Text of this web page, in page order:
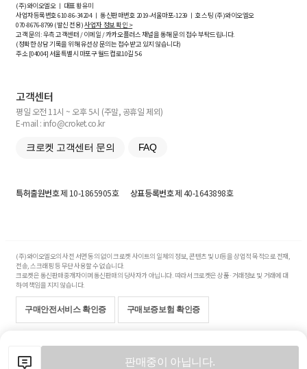
판매중이 아닙니다.
(주)와이오엘오 ㅣ 대표 황유미
사업자등록번호610-86-34204ㅣ 통신판매번호 2019-서울마포-1239 ㅣ 호스팅 (주)와이오엘오
070-8676-8799 (발신 전용)사업자 정보 확인 >
고객 문의: 우측 고객센터 / 이메일 / 카카오플러스 채널을 통해 문의 접수 부탁드립니다.
(정확한 상담 기록을 위해 유선상 문의는 접수받고 있지 않습니다)
주소 [04004] 서울특별시 마포구 월드컵로10길5-6
고객센터
평일 오전 11시 ~ 오후 5시 (주말, 공휴일 제외)
E-mail : info@croket.co.kr
크로켓 고객센터 문의 FAQ
특허출원번호제 10-1865905호 상표등록번호제 40-1643898호
(주)와이오엘오의 사전 서면 동의 없이 크로켓 사이트의 일체의 정보, 콘텐츠 및 UI등을 상업적 목적으로 전재,
전송, 스크래핑 등 무단 사용할 수 없습니다.
크로켓은 통신판매중개자이며 통신판매의 당사자가 아닙니다. 따라서 크로켓은 상품·거래정보 및 거래에 대
하여 책임을 지지 않습니다.
구매안전서비스 확인증 구매보증보험 확인증